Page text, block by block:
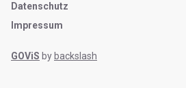
Datenschutz
Impressum
GOViS by backslash